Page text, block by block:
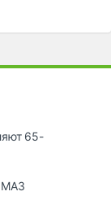
65-
МАЗ